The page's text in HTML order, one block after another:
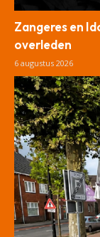
Zangeres en
overleden
6 augustus 2026